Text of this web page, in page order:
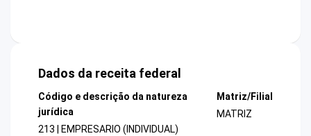
Dados da receita federal
Código e descrição da natureza
jurídica
213 | EMPRESARIO (INDIVIDUAL)
Matriz/Filial
MATRIZ